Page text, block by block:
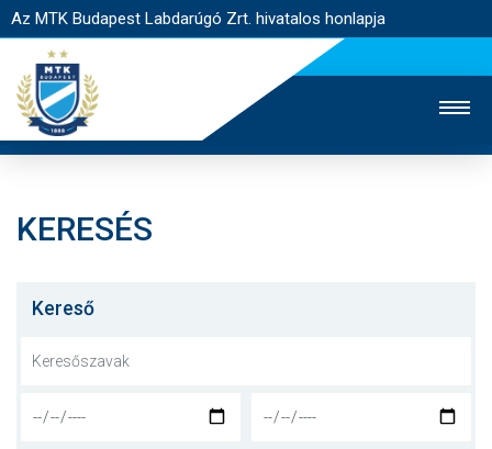
Az MTK Budapest Labdarúgó Zrt. hivatalos honlapja
JEGYÉRTÉKESÍTÉS
NYITÓLAP
KERESÉS
Kereső